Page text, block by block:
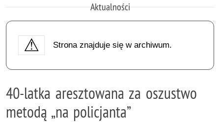
Aktualności
Strona znajduje się w archiwum.
40-latka aresztowana za oszustwo
metodą „na policjanta”